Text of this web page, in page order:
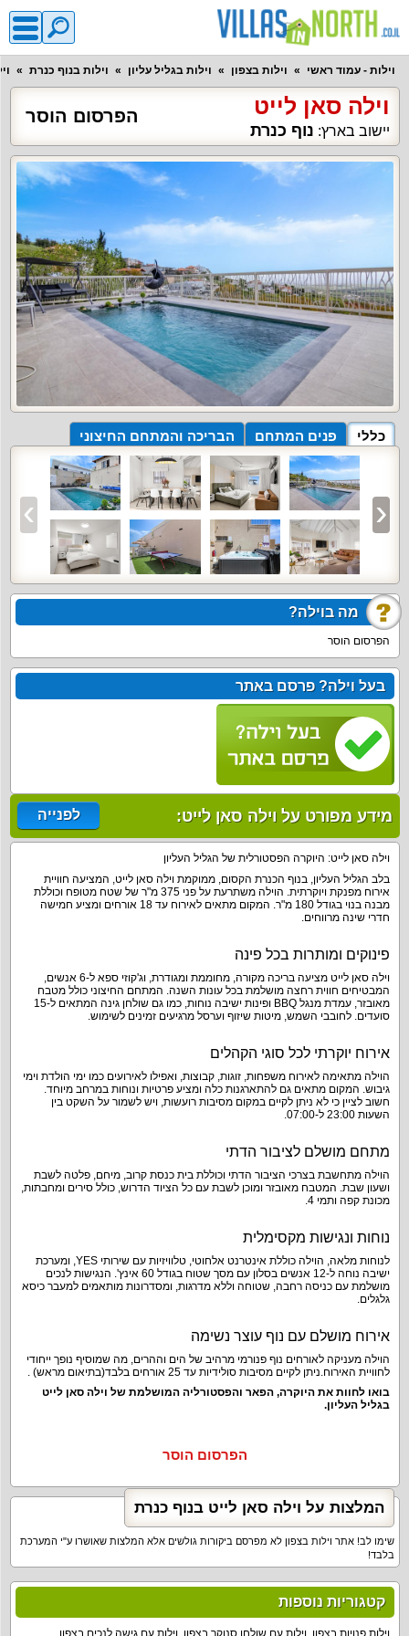
וילות - עמוד ראשי וילות בצפון וילות בגליל עליון וילות בנוף כנרת
וילה סאן לייט
יישוב בארץ: נוף כנרת
הפרסום הוסר
כללי פנים המתחם הבריכה והמתחם החיצוני
מה בוילה?
הפרסום הוסר
בעל וילה? פרסם באתר
מידע מפורט על וילה סאן לייט: לפנייה
וילה סאן לייט: היוקרה הפסטורלית של הגליל העליון
בלב הגליל העליון, בנוף הכנרת הקסום, ממוקמת וילה סאן לייט, המציעה חוויית
אירוח מפנקת ויוקרתית. הוילה משתרעת על פני 375 מ"ר של שטח מטופח וכוללת
מבנה בנוי בגודל 180 מ"ר. המקום מתאים לאירוח עד 18 אורחים ומציע חמישה
חדרי שינה מרווחים.
פינוקים ומותרות בכל פינה
וילה סאן לייט מציעה בריכה מקורה, מחוממת ומגודרת, וג'קוזי ספא ל-6 אנשים,
המבטיחים חווית רחצה מושלמת בכל עונות השנה. המתחם החיצוני כולל מטבח
מאובזר, עמדת מנגל BBQ ופינות ישיבה נוחות, כמו גם שולחן גינה המתאים ל-15
סועדים. לחובבי השמש, מיטות שיזוף וערסל מרגיעים זמינים לשימוש.
אירוח יוקרתי לכל סוגי הקהלים
הוילה מתאימה לאירוח משפחות, זוגות, קבוצות, ואפילו לאירועים כמו ימי הולדת וימי
גיבוש. המקום מתאים גם להתארגנות כלה ומציע פרטיות ונוחות במרחב מיוחד.
חשוב לציין כי לא ניתן לקיים במקום מסיבות רועשות, ויש לשמור על השקט בין
השעות 23:00 ל-07:00.
מתחם מושלם לציבור הדתי
הוילה מתחשבת בצרכי הציבור הדתי וכוללת בית כנסת קרוב, מיחם, פלטה לשבת
ושעון שבת. המטבח מאובזר ומוכן לשבת עם כל הציוד הדרוש, כולל סירים ומחבתות,
מכונת קפה ותמי 4.
נוחות ונגישות מקסימלית
לנוחות מלאה, הוילה כוללת אינטרנט אלחוטי, טלוויזיות עם שירותי YES, ומערכת
ישיבה נוחה ל-12 אנשים בסלון עם מסך שטוח בגודל 60 אינץ'. הנגישות לנכים
מושלמת עם כניסה רחבה, שטוחה וללא מדרגות, ומסדרונות מותאמים למעבר כיסא
גלגלים.
אירוח מושלם עם נוף עוצר נשימה
הוילה מעניקה לאורחים נוף פנורמי מרהיב של הים וההרים, מה שמוסיף נופך ייחודי
לחוויית האירוח.ניתן לקיים מסיבות סולידיות עד 25 אורחים בלבד(בתיאום מראש) .
בואו לחוות את היוקרה, הפאר והפסטורליה המושלמת של וילה סאן לייט
בגליל העליון.
הפרסום הוסר
המלצות על וילה סאן לייט בנוף כנרת
שימו לב! אתר וילות בצפון לא מפרסם ביקורות גולשים אלא המלצות שאושרו ע"י המערכת
בלבד!
קטגוריות נוספות